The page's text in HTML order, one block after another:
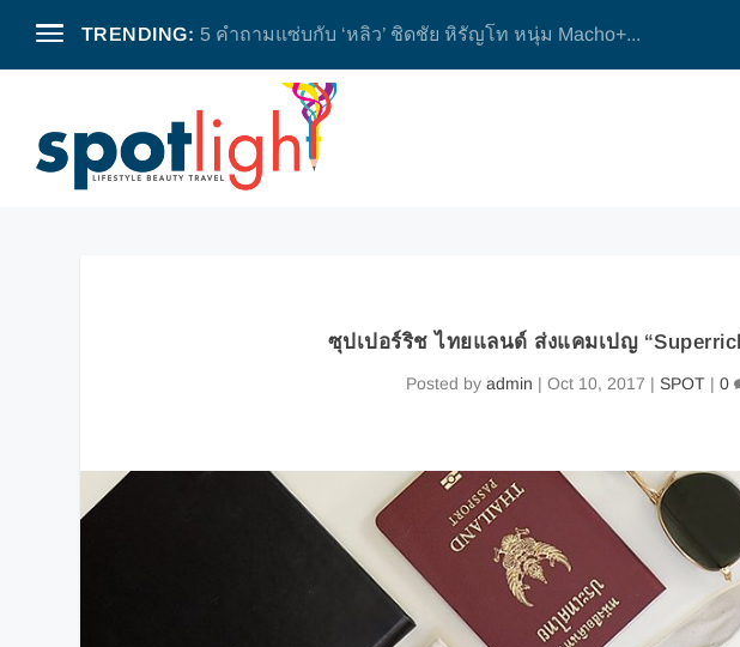
TRENDING: 5 คำถามแซ่บกับ ‘หลิว’ ชิดชัย หิรัญโท หนุ่ม Macho+...
ซุปเปอร์ริช ไทยแลนด์ ส่งแคมเปญ
Posted by admin | Oct 10, 2017 | SPOT| 0